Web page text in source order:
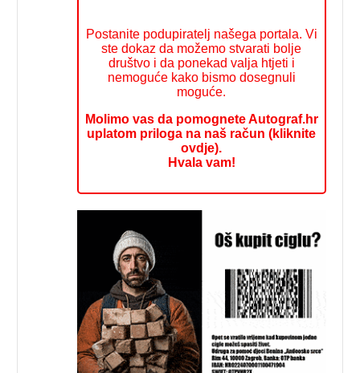
Postanite podupiratelj našega portala. Vi
ste dokaz da možemo stvarati bolje
društvo i da ponekad valja htjeti i
nemoguće kako bismo dosegnuli
moguće.
Molimo vas da pomognete Autograf.hr
uplatom priloga na naš račun (kliknite
ovdje).
Hvala vam!